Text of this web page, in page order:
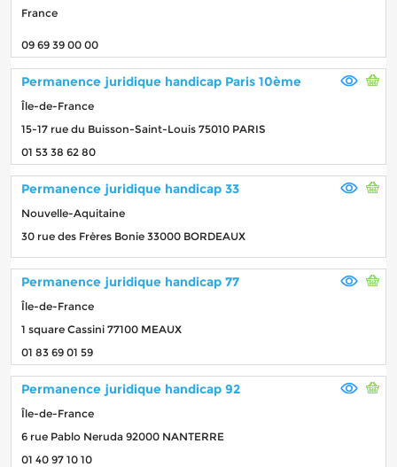
France
09 69 39 00 00
Permanence juridique handicap Paris 10ème
Île-de-France
15-17 rue du Buisson-Saint-Louis 75010 PARIS
01 53 38 62 80
Permanence juridique handicap 33
Nouvelle-Aquitaine
30 rue des Frères Bonie 33000 BORDEAUX
Permanence juridique handicap 77
Île-de-France
1 square Cassini 77100 MEAUX
01 83 69 01 59
Permanence juridique handicap 92
Île-de-France
6 rue Pablo Neruda 92000 NANTERRE
01 40 97 10 10